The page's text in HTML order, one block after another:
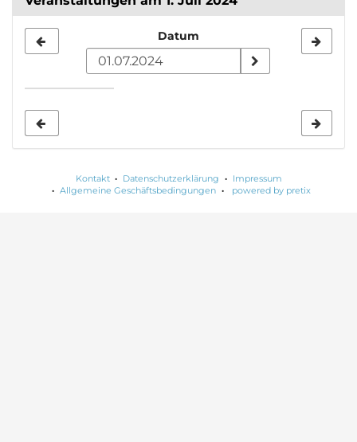
zur
Anzeige
Datum
Kontakt Datenschutzerklärung
Impressum
Allgemeine Geschäftsbedingungen
powered by pretix